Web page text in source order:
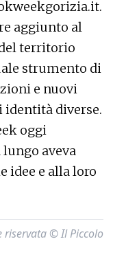
aggiunto al
territorio
strumento di
e nuovi
diverse.
oggi
aveva
idee e alla loro
riservata © Il Piccolo